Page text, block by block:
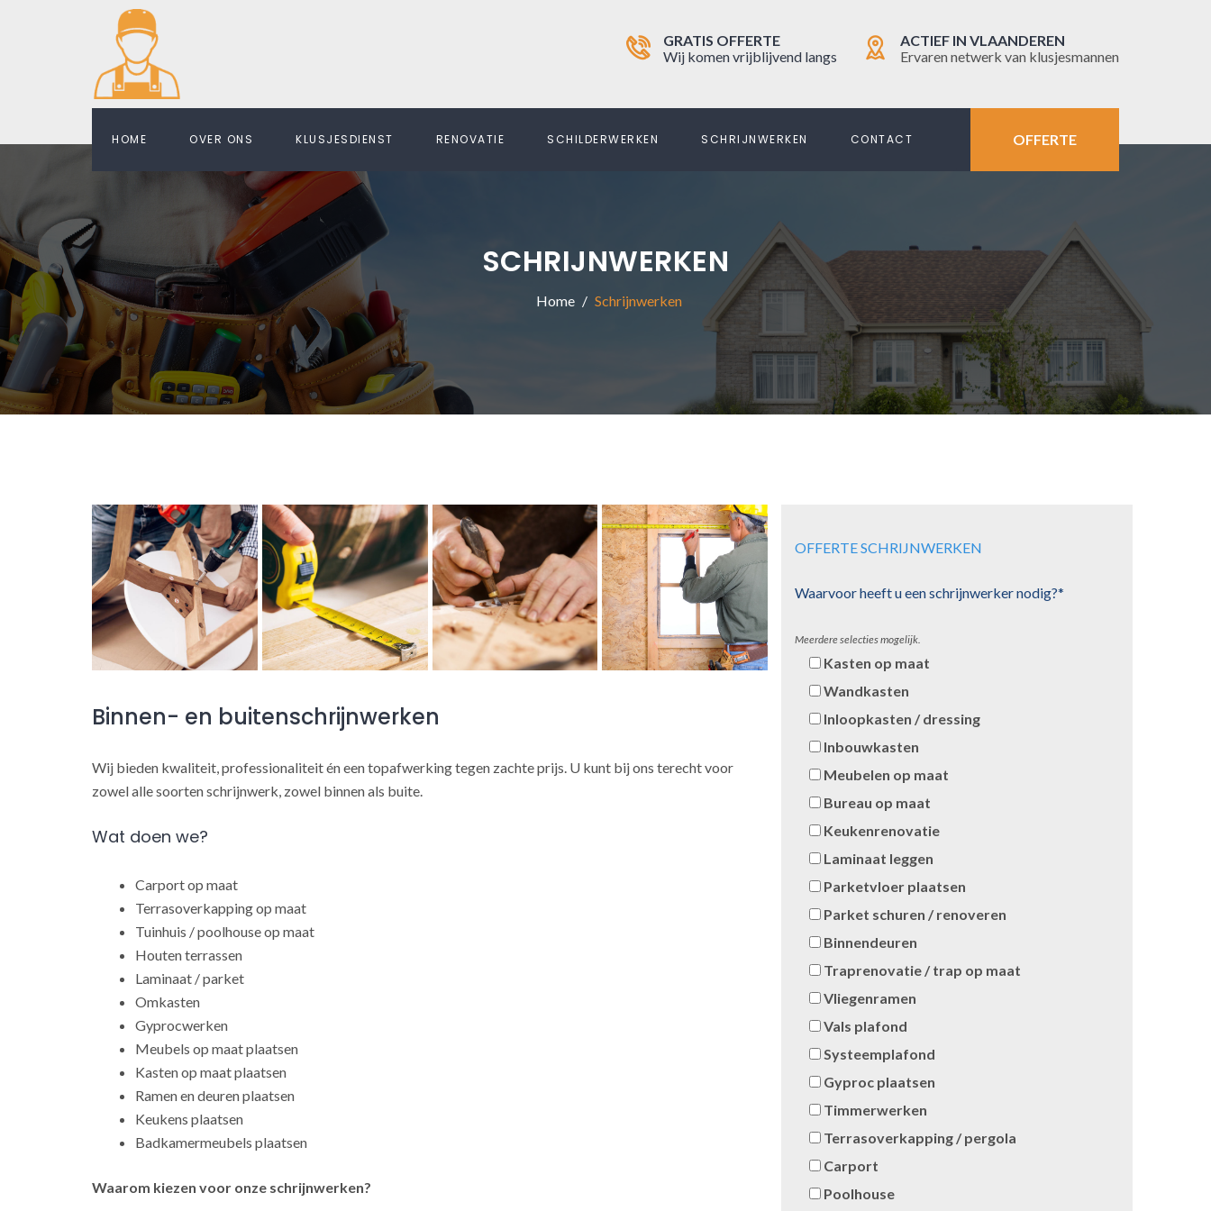
GRATIS OFFERTE
Wij komen vrijblijvend langs
ACTIEF IN VLAANDEREN
Ervaren netwerk van klusjesmannen
HOME OVER ONS KLUSJESDIENST RENOVATIE SCHILDERWERKEN SCHRIJNWERKEN CONTACT OFFERTE
SCHRIJNWERKEN
Home Schrijnwerken
Binnen- en buitenschrijnwerken
Wij bieden kwaliteit, professionaliteit én een topafwerking tegen zachte prijs. U kunt bij ons terecht voor
zowel alle soorten schrijnwerk, zowel binnen als buite.
Wat doen we?
Carport op maat
Terrasoverkapping op maat
Tuinhuis / poolhouse op maat
Houten terrassen
Laminaat / parket
Omkasten
Gyprocwerken
Meubels op maat plaatsen
Kasten op maat plaatsen
Ramen en deuren plaatsen
Keukens plaatsen
Badkamermeubels plaatsen
Waarom kiezen voor onze schrijnwerken?
OFFERTE SCHRIJNWERKEN
Waarvoor heeft u een schrijnwerker nodig?*
Meerdere selecties mogelijk.
Kasten op maat
Wandkasten
Inloopkasten / dressing
Inbouwkasten
Meubelen op maat
Bureau op maat
Keukenrenovatie
Laminaat leggen
Parketvloer plaatsen
Parket schuren / renoveren
Binnendeuren
Traprenovatie / trap op maat
Vliegenramen
Vals plafond
Systeemplafond
Gyproc plaatsen
Timmerwerken
Terrasoverkapping / pergola
Carport
Poolhouse